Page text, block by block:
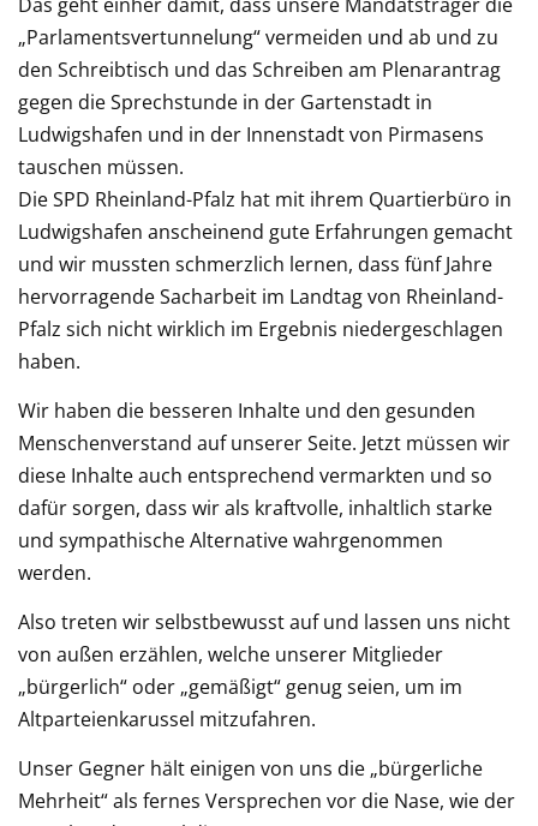
„Parlamentsvertunnelung“ vermeiden und ab und zu
den Schreibtisch und das Schreiben am Plenarantrag
gegen die Sprechstunde in der Gartenstadt in
Ludwigshafen und in der Innenstadt von Pirmasens
tauschen müssen.
Die SPD Rheinland-Pfalz hat mit ihrem Quartierbüro in
Ludwigshafen anscheinend gute Erfahrungen gemacht
und wir mussten schmerzlich lernen, dass fünf Jahre
hervorragende Sacharbeit im Landtag von Rheinland-
Pfalz sich nicht wirklich im Ergebnis niedergeschlagen
haben.
Wir haben die besseren Inhalte und den gesunden
Menschenverstand auf unserer Seite. Jetzt müssen wir
diese Inhalte auch entsprechend vermarkten und so
dafür sorgen, dass wir als kraftvolle, inhaltlich starke
und sympathische Alternative wahrgenommen
werden.
Also treten wir selbstbewusst auf und lassen uns nicht
von außen erzählen, welche unserer Mitglieder
„bürgerlich“ oder „gemäßigt“ genug seien, um im
Altparteienkarussel mitzufahren.
Unser Gegner hält einigen von uns die „bürgerliche
Mehrheit“ als fernes Versprechen vor die Nase, wie der